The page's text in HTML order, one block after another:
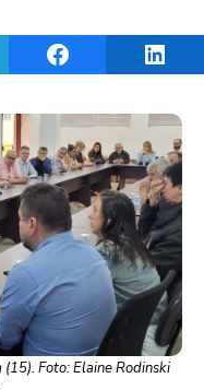
on TelegramShare on Facebook
Foto: Elaine Rodinski